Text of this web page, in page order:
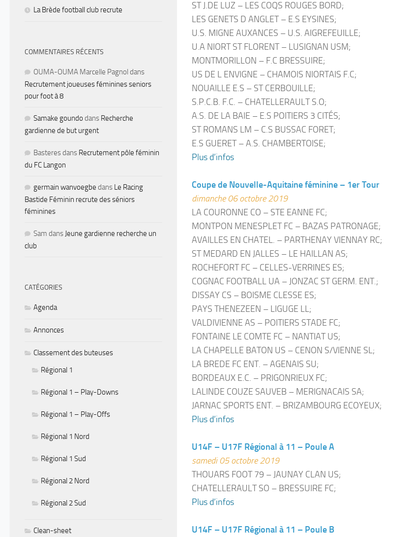
ST J.DE LUZ – LES COQS ROUGES BORD;
LES GENETS D ANGLET – E.S EYSINES;
U.S. MIGNE AUXANCES – U.S. AIGREFEUILLE;
U.A NIORT ST FLORENT – LUSIGNAN USM;
MONTMORILLON – F.C BRESSUIRE;
US DE L ENVIGNE – CHAMOIS NIORTAIS F.C;
NOUAILLE E.S – ST CERBOUILLE;
S.P.C.B. F.C. – CHATELLERAULT S.O;
A.S. DE LA BAIE – E.S POITIERS 3 CITÉS;
ST ROMANS LM – C.S BUSSAC FORET;
E.S GUERET – A.S. CHAMBERTOISE;
Plus d’infos
Coupe de Nouvelle-Aquitaine féminine – 1er Tour
dimanche 06 octobre 2019
LA COURONNE CO – STE EANNE FC;
MONTPON MENESPLET FC – BAZAS PATRONAGE;
AVAILLES EN CHATEL. – PARTHENAY VIENNAY RC;
ST MEDARD EN JALLES – LE HAILLAN AS;
ROCHEFORT FC – CELLES-VERRINES ES;
COGNAC FOOTBALL UA – JONZAC ST GERM. ENT.;
DISSAY CS – BOISME CLESSE ES;
PAYS THENEZEEN – LIGUGE LL;
VALDIVIENNE AS – POITIERS STADE FC;
FONTAINE LE COMTE FC – NANTIAT US;
LA CHAPELLE BATON US – CENON S/VIENNE SL;
LA BREDE FC ENT. – AGENAIS SU;
BORDEAUX E.C. – PRIGONRIEUX FC;
LALINDE COUZE SAUVEB – MERIGNACAIS SA;
JARNAC SPORTS ENT. – BRIZAMBOURG ECOYEUX;
Plus d’infos
U14F – U17F Régional à 11 – Poule A
samedi 05 octobre 2019
THOUARS FOOT 79 – JAUNAY CLAN US;
CHATELLERAULT SO – BRESSUIRE FC;
Plus d’infos
U14F – U17F Régional à 11 – Poule B
La Brède football club recrute
COMMENTAIRES RÉCENTS
OUMA-OUMA Marcelle Pagnol dans
Recrutement joueuses féminines seniors
pour foot à 8
Samake goundo dans Recherche
gardienne de but urgent
Basteresdans Recrutement pôle féminin
du FC Langon
germain wanvoegbe dans Le Racing
Bastide Féminin recrute des séniors
féminines
Sam dans Jeune gardienne recherche un
club
CATÉGORIES
Agenda
Annonces
Classement des buteuses
Régional 1
Régional 1 – Play-Downs
Régional 1 – Play-Offs
Régional 1 Nord
Régional 1 Sud
Régional 2 Nord
Régional 2 Sud
Clean-sheet